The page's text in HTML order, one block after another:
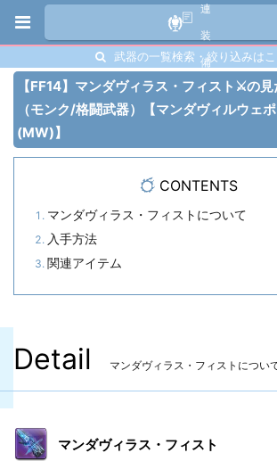
連
装
備
武器の一覧検索・絞り込みは
【FF14】マンダヴィラス・フィスト⚔️の
（モンク/格闘武器）【マンダヴィルウェ
(MW)】
CONTENTS
マンダヴィラス・フィストについて
入手方法
関連アイテム
Detail マンダヴィラス・フィストについ
マンダヴィラス・フィスト